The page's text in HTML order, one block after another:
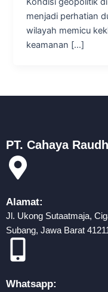
menjadi perhatian
wilayah memicu
keamanan […]
PT. Cahaya
Alamat:
Jl. Ukong Sutaatmaja,
Subang, Jawa Barat
Whatsapp: